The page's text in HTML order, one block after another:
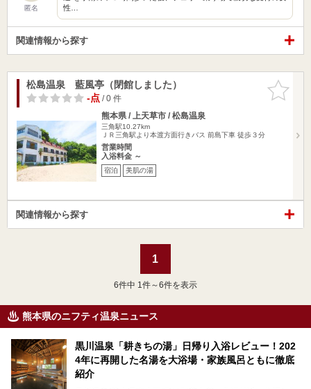
匿名
性…
関連情報から探す
お気に入
りに追加
松島温泉 藍風亭（閉館しました）
-点/ 0 件
熊本県 / 上天草市 / 松島温泉
三角駅10.27km
ＪＲ三角駅より本渡方面行きバス 前島下車 徒歩３分
営業時間
入浴料金 ～
宿泊 美肌の湯
関連情報から探す
1
6件中 1件～6件を表示
熊本県のニフティ温泉ニュース
黒川温泉「耕きちの湯」日帰り入浴レビュー！202
4年に再開した名湯を大浴場・家族風呂ともに徹底
紹介